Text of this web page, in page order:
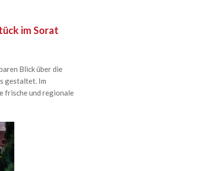
im Sorat
Blick über die
gestaltet. Im
frische und regionale